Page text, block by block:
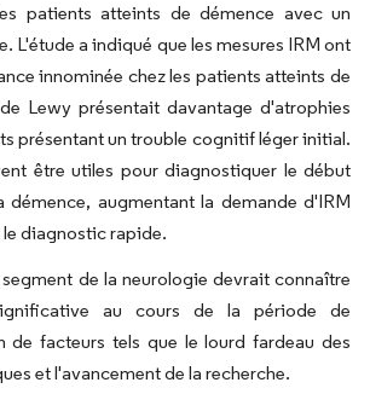
patients atteints de démence avec un
L'étude a indiqué que les mesures IRM ont
innominée chez les patients atteints de
Lewy présentait davantage d'atrophies
présentant un trouble cognitif léger initial.
être utiles pour diagnostiquer le début
démence, augmentant la demande d'IRM
diagnostic rapide.
de la neurologie devrait connaître
au cours de la période de
de facteurs tels que le lourd fardeau des
et l'avancement de la recherche.